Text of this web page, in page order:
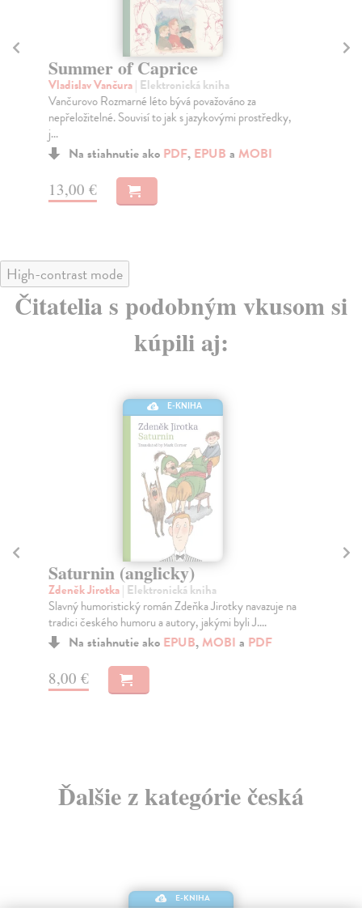
Summer of Caprice
Vladislav Vančura| Elektronická kniha
Vančurovo Rozmarné léto bývá považováno za
nepřeložitelné. Souvisí to jak s jazykovými prostředky,
j...
Na stiahnutie ako PDF, EPUB a MOBI
13,00 €
High-contrast mode
Čitatelia s podobným vkusom si
kúpili aj:
E-KNIHA
Saturnin (anglicky)
Zdeněk Jirotka| Elektronická kniha
Slavný humoristický román Zdeňka Jirotky navazuje na
tradici českého humoru a autory, jakými byli J....
Na stiahnutie ako EPUB,MOBI a PDF
8,00 €
Ďalšie z kategórie česká
E-KNIHA